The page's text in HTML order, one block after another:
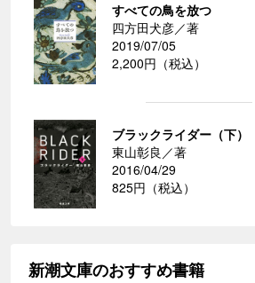
すべての鳥を放つ
四方田犬彦／著
2019/07/05
2,200円（税込）
ブラックライダー（下）
東山彰良／著
2016/04/29
825円（税込）
新潮文庫のおすすめ書籍